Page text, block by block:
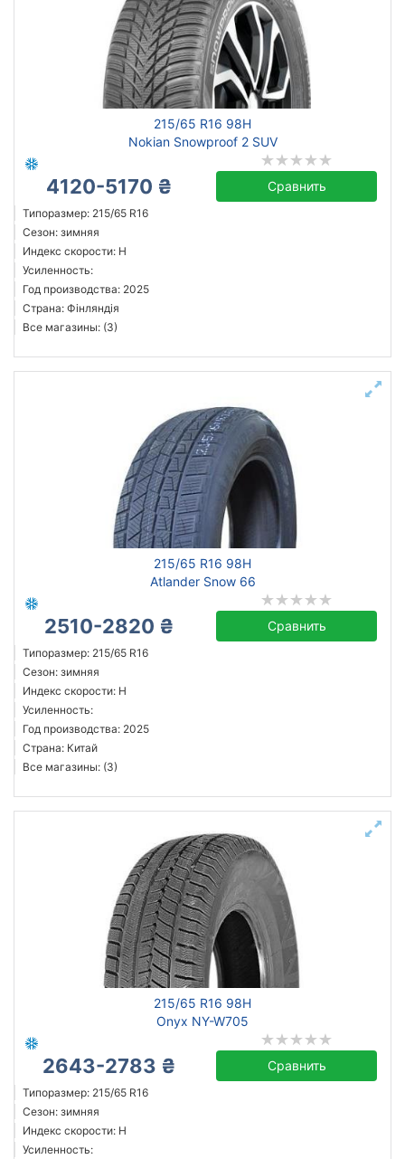
215/65 R16 98H
Nokian Snowproof 2 SUV
4120-5170 ₴ Сравнить
Типоразмер: 215/65 R16
Сезон: зимняя
Индекс скорости: H
Усиленность:
Год производства: 2025
Страна: Фінляндія
Все магазины: (3)
215/65 R16 98H
Atlander Snow 66
2510-2820 ₴ Сравнить
Типоразмер: 215/65 R16
Сезон: зимняя
Индекс скорости: H
Усиленность:
Год производства: 2025
Страна: Китай
Все магазины: (3)
215/65 R16 98H
Onyx NY-W705
2643-2783 ₴ Сравнить
Типоразмер: 215/65 R16
Сезон: зимняя
Индекс скорости: H
Усиленность: